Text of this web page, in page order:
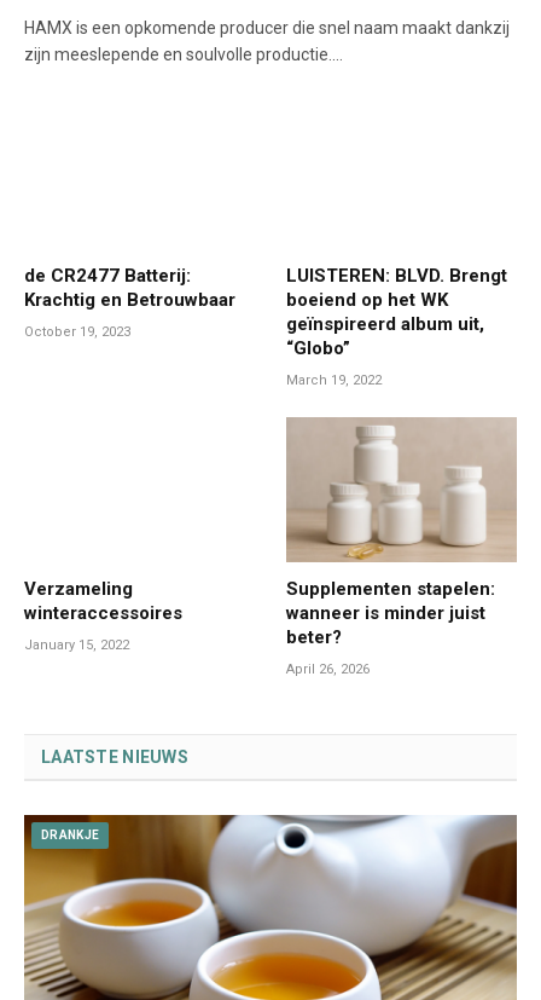
HAMX is een opkomende producer die snel naam maakt dankzij
zijn meeslepende en soulvolle productie.…
de CR2477 Batterij:
Krachtig en Betrouwbaar
October 19, 2023
LUISTEREN: BLVD. Brengt
boeiend op het WK
geïnspireerd album uit,
“Globo”
March 19, 2022
Verzameling
winteraccessoires
January 15, 2022
Supplementen stapelen:
wanneer is minder juist
beter?
April 26, 2026
LAATSTE NIEUWS
DRANKJE